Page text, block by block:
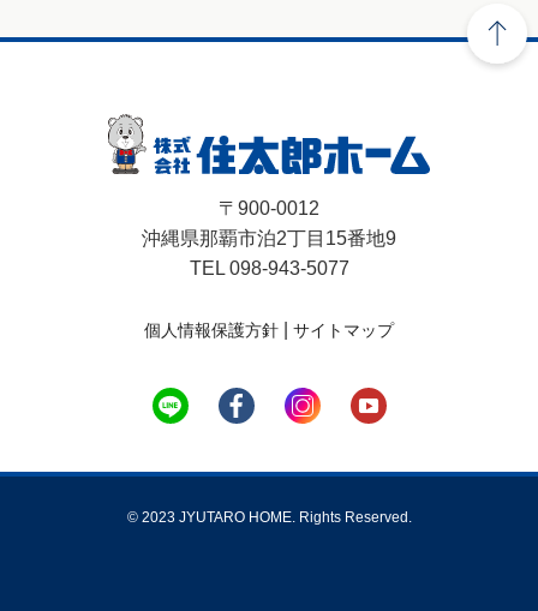
〒900-0012
沖縄県那覇市泊2丁目15番地9
TEL 098-943-5077
個人情報保護方針 サイトマップ
© 2023 JYUTARO HOME. Rights Reserved.